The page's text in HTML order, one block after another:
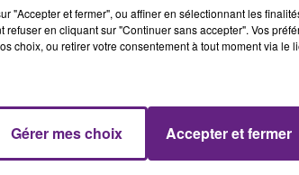
D’OR
le point
situation
COVID-19 :
ÉPIDÉMIQUE
COUVERTURE
Bourgogne-Franche-
point ce vendredi soir sur
situation épidémique
"Accepter et fermer", ou affiner en sélectionnant les
refuser en cliquant sur "Continuer sans accepter". Vos
choix, ou retirer votre consentement à tout moment via le
Gérer mes choix Accepter et fermer